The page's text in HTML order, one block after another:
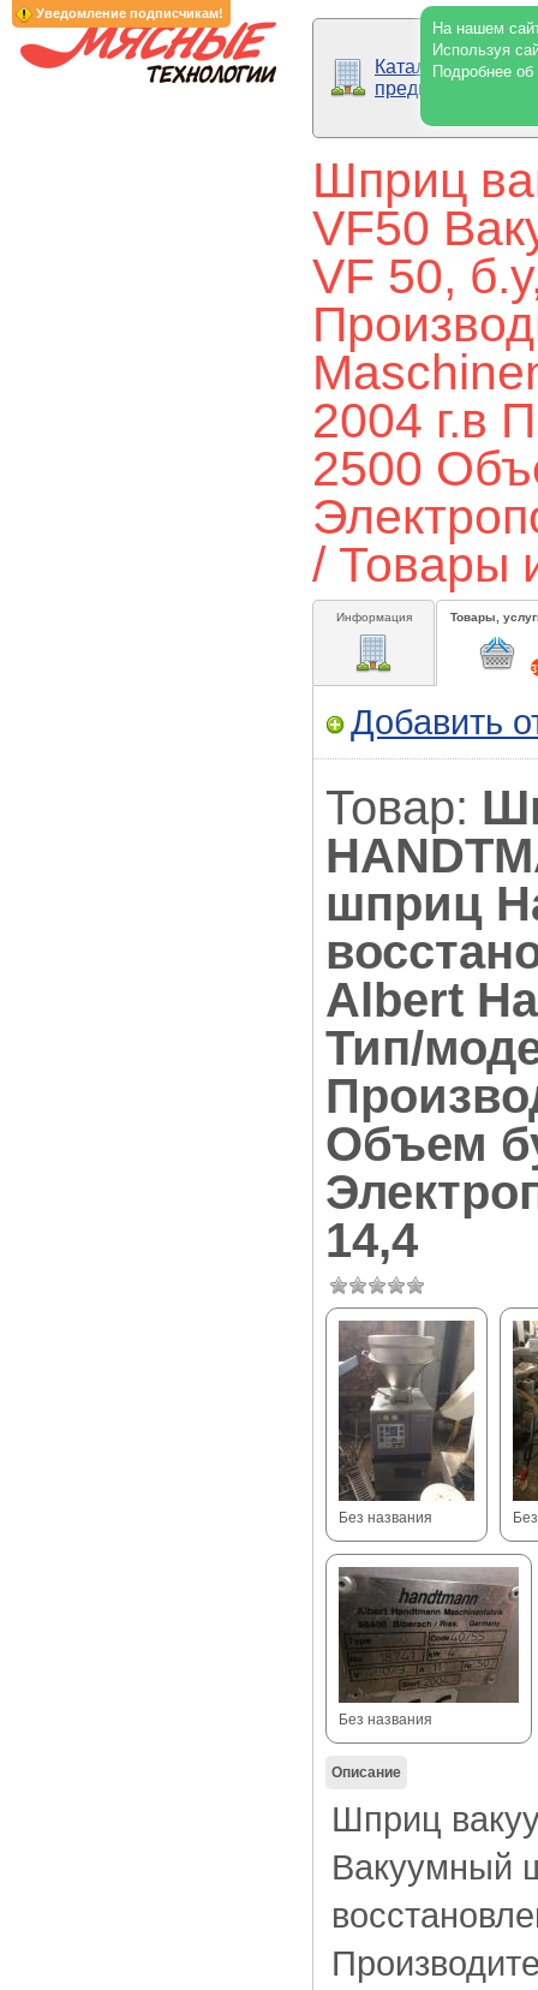
Уведомление подписчикам!
На нашем
Используя
Подробнее
Каталог
предприятий
Шприц
VF50
VF 50,
2004 г.в
2500
/
Информация Товары,
Добавить
Товар:
шприц
Albert
Тип/
Объем
14,4
Без названия
Без названия
Описание
Шприц
Вакуумный